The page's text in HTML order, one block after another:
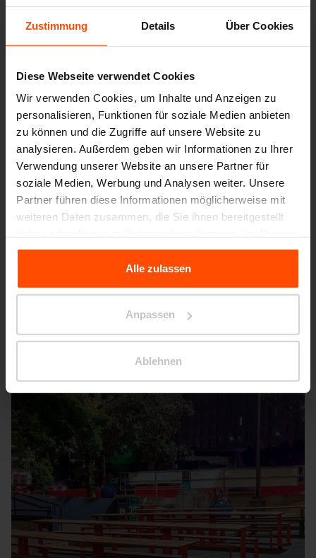
Zustimmung Details Über Cookies
Diese Webseite verwendet Cookies
Wir verwenden Cookies, um Inhalte und Anzeigen zu
personalisieren, Funktionen für soziale Medien anbieten
zu können und die Zugriffe auf unsere Website zu
analysieren. Außerdem geben wir Informationen zu Ihrer
Verwendung unserer Website an unsere Partner für
soziale Medien, Werbung und Analysen weiter. Unsere
Partner führen diese Informationen möglicherweise mit
weiteren Daten zusammen, die Sie ihnen bereitgestellt
gesammelt haben.
Für weitere Informationen besuchen Sie bitte Principles
Alle zulassen
Anpassen
Ablehnen
Seattle – Popup park